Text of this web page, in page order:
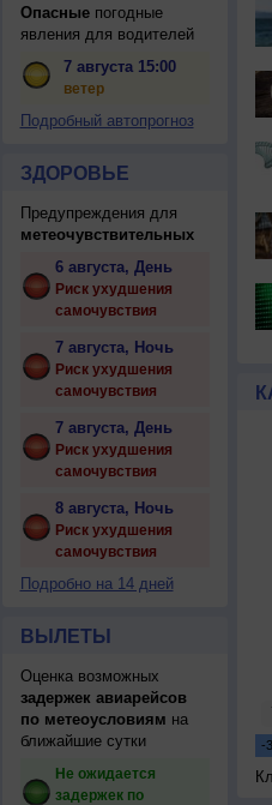
Опасныепогодные
явления для водителей
7 августа 15:00
ветер
Подробный автопрогноз
ЗДОРОВЬЕ
Предупреждения для
метеочувствительных
6 августа, День
Риск ухудшения
самочувствия
7 августа, Ночь
Риск ухудшения
самочувствия
7 августа, День
Риск ухудшения
самочувствия
8 августа, Ночь
Риск ухудшения
самочувствия
Подробно на 14 дней
ВЫЛЕТЫ
Оценка возможных
задержек авиарейсов
по метеоусловиям на
ближайшие сутки
Не ожидается
задержек по